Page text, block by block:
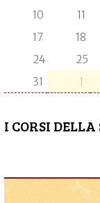
10
11
17
18
24
25
31
1
I CORSI